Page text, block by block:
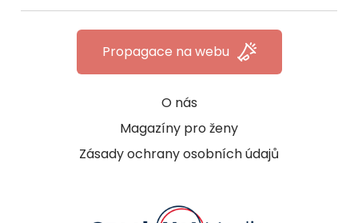
O nás
Magazíny pro ženy
Zásady ochrany osobních údajů
Propagace na webu